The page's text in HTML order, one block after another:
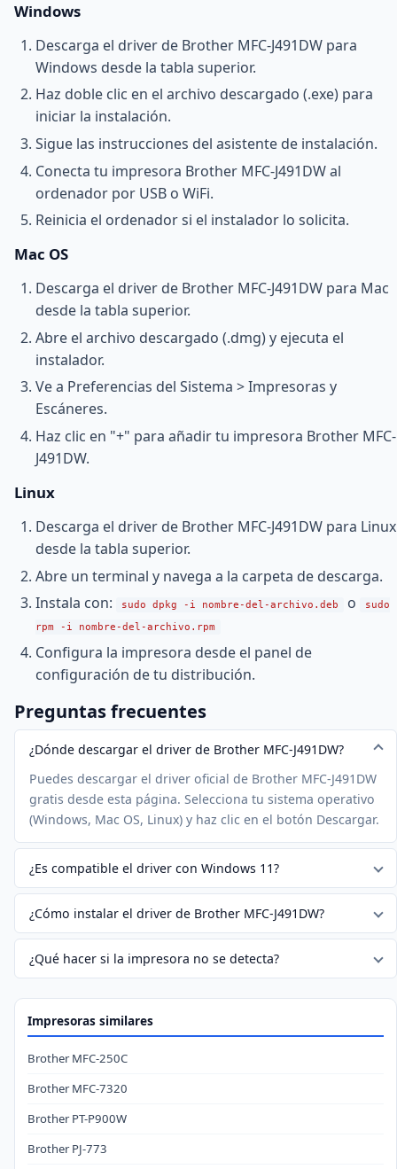
Windows
Descarga el driver de Brother MFC-J491DW para
Windows desde la tabla superior.
Haz doble clic en el archivo descargado (.exe) para
iniciar la instalación.
Sigue las instrucciones del asistente de instalación.
Conecta tu impresora Brother MFC-J491DW al
ordenador por USB o WiFi.
Reinicia el ordenador si el instalador lo solicita.
Mac OS
Descarga el driver de Brother MFC-J491DW para Mac
desde la tabla superior.
Abre el archivo descargado (.dmg) y ejecuta el
instalador.
Ve a Preferencias del Sistema > Impresoras y
Escáneres.
Haz clic en "+" para añadir tu impresora Brother MFC-
J491DW.
Linux
Descarga el driver de Brother MFC-J491DW para Linux
desde la tabla superior.
Abre un terminal y navega a la carpeta de descarga.
Instala con:
sudo dpkg -i nombre-del-archivo.deb o
sudo
rpm -i nombre-del-archivo.rpm
Configura la impresora desde el panel de
configuración de tu distribución.
Preguntas frecuentes
¿Dónde descargar el driver de Brother MFC-J491DW?
Puedes descargar el driver oficial de Brother MFC-J491DW
gratis desde esta página. Selecciona tu sistema operativo
(Windows, Mac OS, Linux) y haz clic en el botón Descargar.
¿Es compatible el driver con Windows 11?
¿Cómo instalar el driver de Brother MFC-J491DW?
¿Qué hacer si la impresora no se detecta?
Impresoras similares
Brother MFC-250C
Brother MFC-7320
Brother PT-P900W
Brother PJ-773